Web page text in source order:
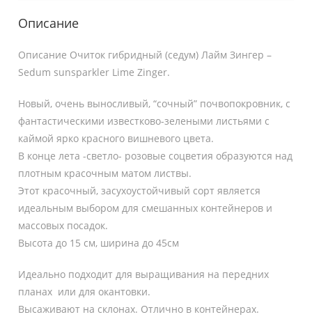
Описание
Описание Очиток гибридный (седум) Лайм Зингер –
Sedum sunsparkler Lime Zinger.
Новый, очень выносливый, “сочный” почвопокровник, с
фантастическими известково-зелеными листьями с
каймой ярко красного вишневого цвета.
В конце лета -светло- розовые соцветия образуются над
плотным красочным матом листвы.
Этот красочный, засухоустойчивый сорт является
идеальным выбором для смешанных контейнеров и
массовых посадок.
Высота до 15 см, ширина до 45см
Идеально подходит для выращивания на передних
планах или для окантовки.
Высаживают на склонах. Отлично в контейнерах.